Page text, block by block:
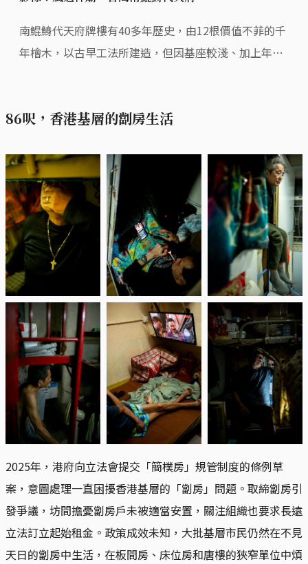
南鯤鯓代天府牌樓有40多年歷史，由12根價值不菲的千
年檜木，以古早工法所建造，但因基座較淺、加上年久
86呎，香港基層的劏房生活
2025年，港府向立法會提交「簡樸房」規管制度的條例草
案，意圖處理一直困擾香港基層的「劏房」問題。取締劏房引
發爭議，坊間擔憂劏房戶未被適當安置，關注組織也要求長遠
立法訂立起始租金。政策成效未知，大批基層市民仍然在不見
天日的劏房中生活，在板間房、床位房和唐樓的狹窄單位中煩